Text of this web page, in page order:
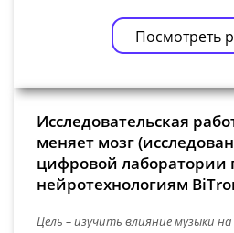
Посмотреть
Исследовательская
меняет мозг
цифровой лаборатории
нейротехнологиям
Цель – изучить влияние музыки